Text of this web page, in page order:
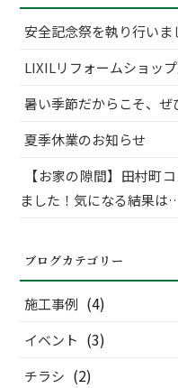
安全記念祭を執り行いま
LIXILリフォームショッ
暑い季節だからこそ、
夏季休業のお知らせ
【お家の隙間】田村町
ました！気になる結果は
ブログカテゴリー
施工事例 (4)
イベント (3)
チラシ (2)